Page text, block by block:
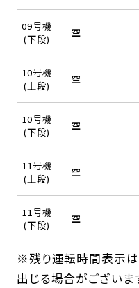
09号機
(下段)
空
10号機
(上段)
空
10号機
(下段)
空
11号機
(上段)
空
11号機
(下段)
空
※残り運転時間表示
出じる場合がございま